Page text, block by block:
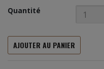
Quantité
AJOUTER AU PANIER